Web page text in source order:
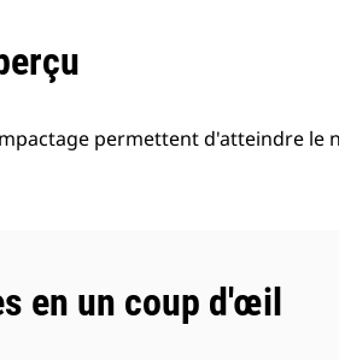
permettent d'atteindre le
en un coup d'œil